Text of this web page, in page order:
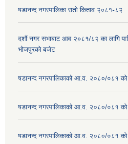
षडानन्द नगरपालिका रातो किताव २०८१-८२
दशौं नगर सभाबाट आव २०८१/८२ का लागि
भोजपुरको बजेट
षडानन्द नगरपालिकाको आ.व. २०८०/०८१ को
षडानन्द नगरपालिकाको आ.व. २०८०/०८१ को
षडानन्द नगरपालिकाको आ.व. २०८०/०८१ को